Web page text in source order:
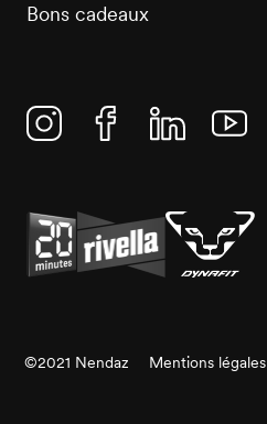
Bons cadeaux
©2021 Nendaz Mentions légales